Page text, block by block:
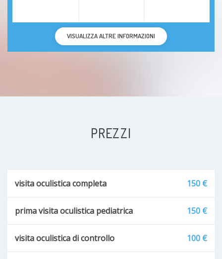
VISUALIZZA ALTRE INFORMAZIONI
PREZZI
visita oculistica completa 150 €
prima visita oculistica pediatrica 150 €
visita oculistica di controllo 100 €